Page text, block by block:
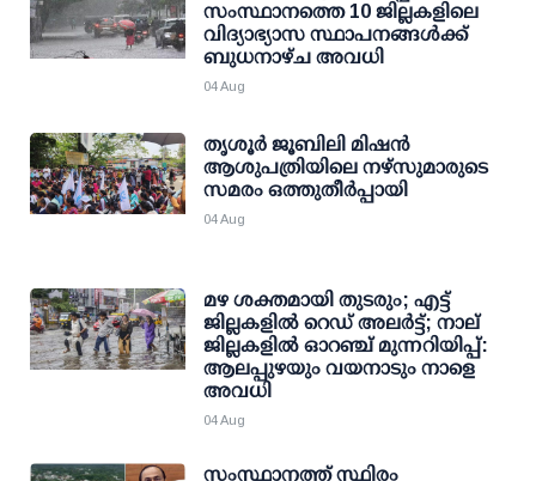
സംസ്ഥാനത്തെ 10 ജില്ലകളിലെ
വിദ്യാഭ്യാസ സ്ഥാപനങ്ങള്‍ക്ക്
ബുധനാഴ്ച അവധി
04 Aug
തൃശൂര്‍ ജൂബിലി മിഷന്‍
ആശുപത്രിയിലെ നഴ്സുമാരുടെ
സമരം ഒത്തുതീര്‍പ്പായി
04 Aug
മഴ ശക്തമായി തുടരും; എട്ട്
ജില്ലകളില്‍ റെഡ് അലര്‍ട്ട്; നാല്
ജില്ലകളില്‍ ഓറഞ്ച് മുന്നറിയിപ്പ്:
ആലപ്പുഴയും വയനാടും നാളെ
അവധി
04 Aug
സംസ്ഥാനത്ത് സ്ഥിരം